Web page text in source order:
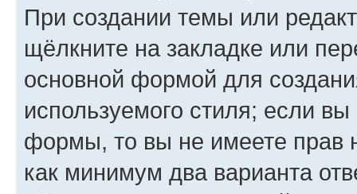
При создании темы или
щёлкните на закладке или
основной формой для
используемого стиля; если
формы, то вы не имеете прав
как минимум два варианта